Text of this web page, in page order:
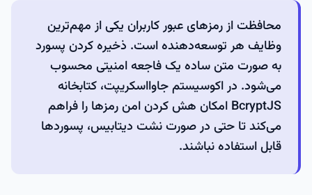
محافظت از رمزهای عبور کاربران یکی از مهم‌ترین
وظایف هر توسعه‌دهنده است. ذخیره کردن پسورد
به صورت متن ساده یک فاجعه امنیتی محسوب
می‌شود. در اکوسیستم جاوااسکریپت، کتابخانه
BcryptJS امکان هش کردن امن رمزها را فراهم
می‌کند تا حتی در صورت نشت دیتابیس، پسوردها
قابل استفاده نباشند.